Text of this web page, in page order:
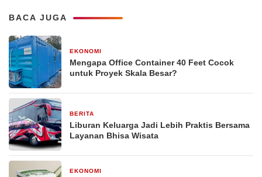
BACA JUGA
EKONOMI
Mengapa Office Container 40 Feet Cocok
untuk Proyek Skala Besar?
BERITA
Liburan Keluarga Jadi Lebih Praktis Bersama
Layanan Bhisa Wisata
EKONOMI